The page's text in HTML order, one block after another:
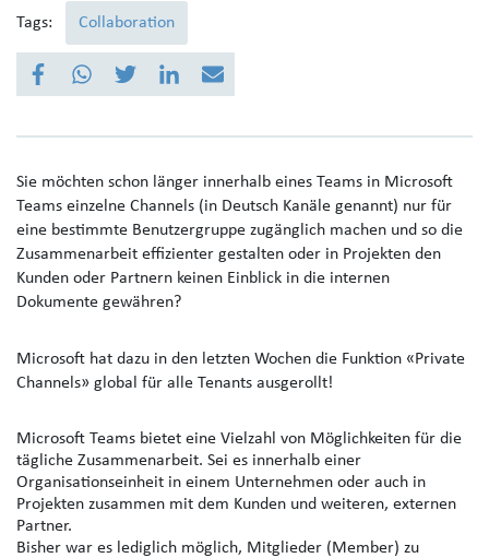
Tags:
Collaboration
Sie möchten schon länger innerhalb eines Teams in Microsoft
Teams einzelne Channels (in Deutsch Kanäle genannt) nur für
eine bestimmte Benutzergruppe zugänglich machen und so die
Zusammenarbeit effizienter gestalten oder in Projekten den
Kunden oder Partnern keinen Einblick in die internen
Dokumente gewähren?
Microsoft hat dazu in den letzten Wochen die Funktion «Private
Channels» global für alle Tenants ausgerollt!
Microsoft Teams bietet eine Vielzahl von Möglichkeiten für die
tägliche Zusammenarbeit. Sei es innerhalb einer
Organisationseinheit in einem Unternehmen oder auch in
Projekten zusammen mit dem Kunden und weiteren, externen
Partner.
Bisher war es lediglich möglich, Mitglieder (Member) zu